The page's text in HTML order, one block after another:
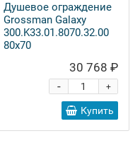
Душевое ограждение
Grossman Galaxy
300.K33.01.8070.32.00
80x70
30 768 ₽
+
-
Купить